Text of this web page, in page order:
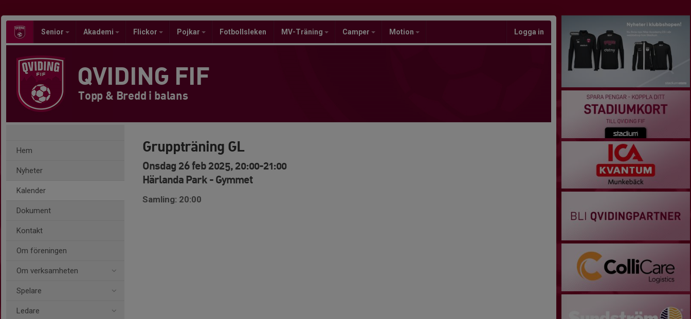
Senior Akademi Flickor Pojkar Fotbollsleken MV-Träning Camper Motion Logga in
QVIDING FIF
Topp & Bredd i balans
Hem
Nyheter
Kalender
Dokument
Kontakt
Om föreningen
Om verksamheten
Spelare
Ledare
Gruppträning GL
Onsdag 26 feb 2025, 20:00-21:00
Härlanda Park - Gymmet
Samling: 20:00